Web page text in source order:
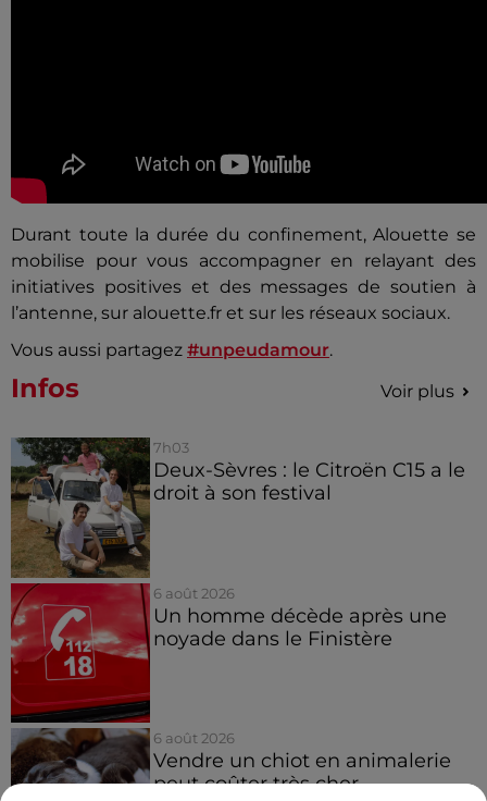
Durant toute la durée du confinement, Alouette se
mobilise pour vous accompagner en relayant des
initiatives positives et des messages de soutien à
l’antenne, sur alouette.fr et sur les réseaux sociaux.
Vous aussi partagez #unpeudamour.
Infos Voir plus
7h03
Deux-Sèvres : le Citroën C15 a le
droit à son festival
6 août 2026
Un homme décède après une
noyade dans le Finistère
6 août 2026
Vendre un chiot en animalerie
peut coûter très cher